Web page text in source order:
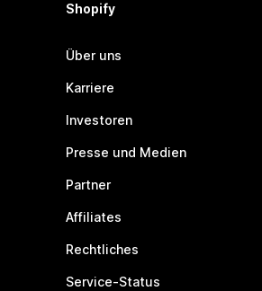
Shopify
Über uns
Karriere
Investoren
Presse und Medien
Partner
Affiliates
Rechtliches
Service-Status